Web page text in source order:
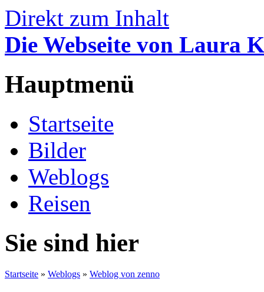
Direkt zum Inhalt
Die Webseite von Laura
Hauptmenü
Startseite
Bilder
Weblogs
Reisen
Sie sind hier
Startseite » Weblogs » Weblog von zenno